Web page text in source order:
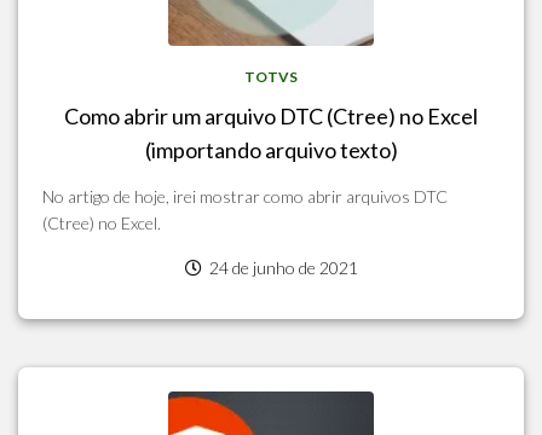
TOTVS
Como abrir um arquivo DTC (Ctree) no Excel
(importando arquivo texto)
No artigo de hoje, irei mostrar como abrir arquivos DTC
(Ctree) no Excel.
24 de junho de 2021